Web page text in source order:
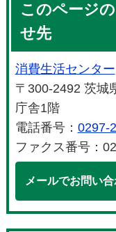
このページ
せ先
消費生活センター
〒300-2492 茨城
庁舎1階
電話番号： 0297-
ファクス番号：
メールでお問い